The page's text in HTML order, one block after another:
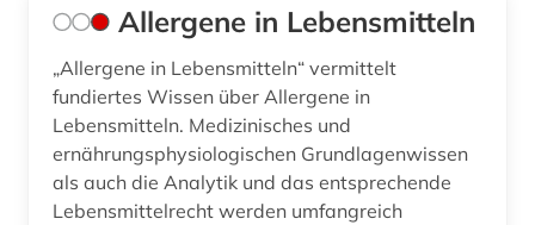
drogen (1)
druckindustrie (1)
duftstoff (1)
dvd-rom (1)
dynamik des ozeanbodens (1)
Allergene in Lebensmitteln
„Allergene in Lebensmitteln“ vermittelt
fundiertes Wissen über Allergene in
Lebensmitteln. Medizinisches und
ernährungsphysiologischen Grundlagenwissen
als auch die Analytik und das entsprechende
Lebensmittelrecht werden umfangreich